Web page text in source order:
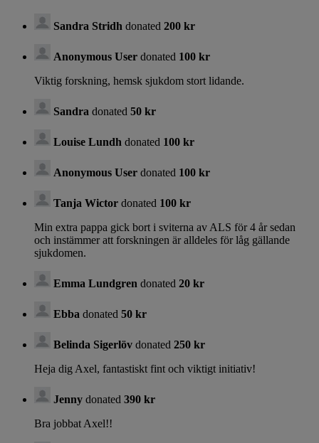
Sandra Stridh donated 200 kr
Anonymous User donated 100 kr
Viktig forskning, hemsk sjukdom stort lidande.
Sandra donated 50 kr
Louise Lundh donated 100 kr
Anonymous User donated 100 kr
Tanja Wictor donated 100 kr
Min extra pappa gick bort i sviterna av ALS för 4 år sedan
och instämmer att forskningen är alldeles för låg gällande
sjukdomen.
Emma Lundgren donated 20 kr
Ebba donated 50 kr
Belinda Sigerlöv donated 250 kr
Heja dig Axel, fantastiskt fint och viktigt initiativ!
Jenny donated 390 kr
Bra jobbat Axel!!